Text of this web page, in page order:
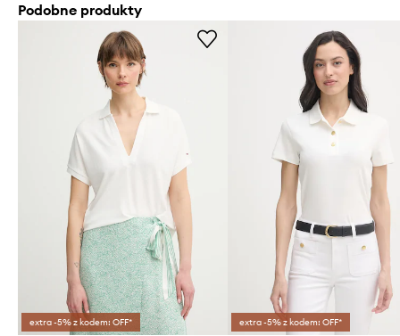
Podobne produkty
extra -5% z kodem: OFF* extra -5% z kodem: OFF*